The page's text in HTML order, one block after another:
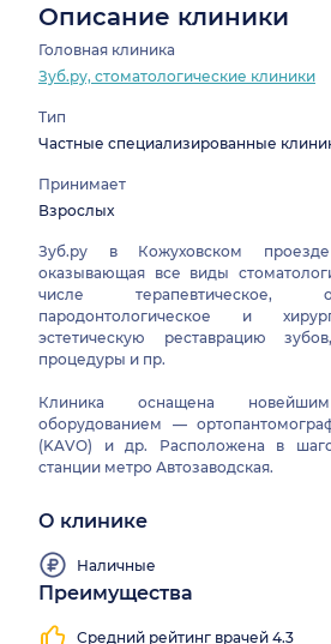
Описание клиники
Головная клиника
Зуб.ру, стоматологические клиники
Тип
Частные специализированные
Принимает
Взрослых
Зуб.ру в Кожуховском
оказывающая все виды
числе терапевтическое,
пародонтологическое и
эстетическую реставрацию
процедуры и пр.
Клиника оснащена новейшим
оборудованием —
(KAVO) и др. Расположена в
станции метро Автозаводская.
О клинике
Наличные
Преимущества
Средний рейтинг врачей 4.3
Работаем